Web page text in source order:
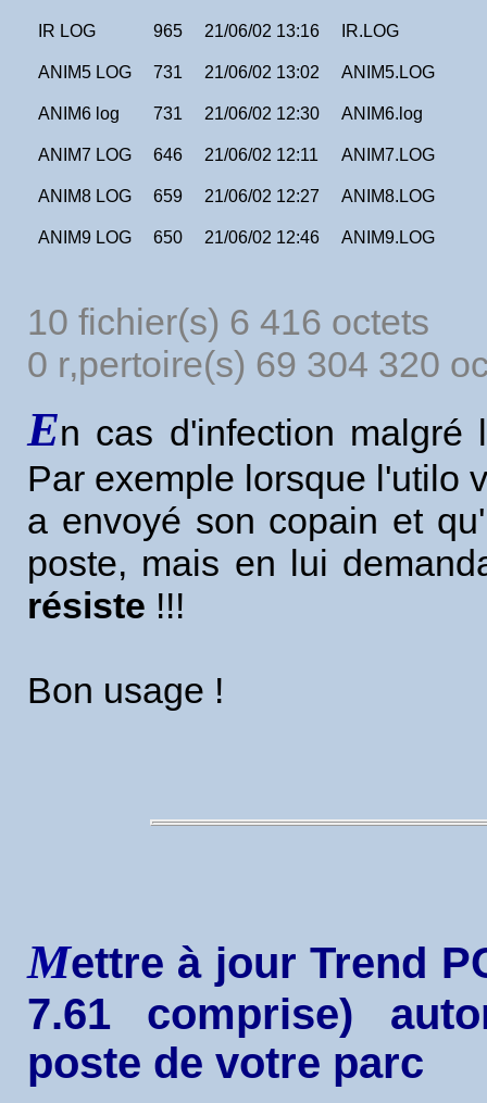
IR LOG 965 21/06/02 13:16 IR.LOG
ANIM5 LOG 731 21/06/02 13:02 ANIM5.LOG
ANIM6 log 731 21/06/02 12:30 ANIM6.log
ANIM7 LOG 646 21/06/02 12:11 ANIM7.LOG
ANIM8 LOG 659 21/06/02 12:27 ANIM8.LOG
ANIM9 LOG 650 21/06/02 12:46 ANIM9.LOG
10 fichier(s) 6 416 octets
0 r‚pertoire(s) 69 304 320
En cas d'infection
Par exemple lorsque l'utilo
a envoyé son copain et
poste, mais en lui
résiste !!!
Bon usage !
Mettre à jour Trend
7.61 comprise)
poste de votre parc